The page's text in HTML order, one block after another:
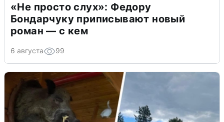
«Не просто слух»: Федору
Бондарчуку приписывают новый
роман — с кем
6 августа 99